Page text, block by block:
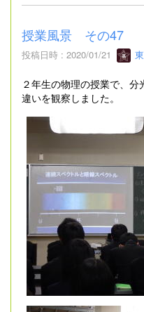
授業風景 その47
投稿日時 : 2020/01/21
２年生の物理の授業で、
違いを観察しました。